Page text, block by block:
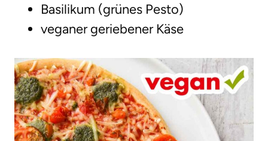
Basilikum (grünes Pesto)
veganer geriebener Käse